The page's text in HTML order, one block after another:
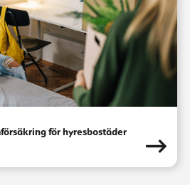
för hyresbostäder